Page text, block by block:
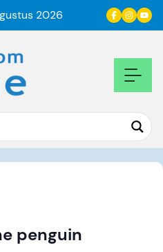
2026
penguin